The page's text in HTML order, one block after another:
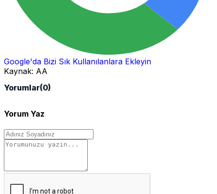
Google'da Bizi Sık Kullanılanlara Ekleyin
Kaynak: AA
Yorumlar(0)
Yorum Yaz